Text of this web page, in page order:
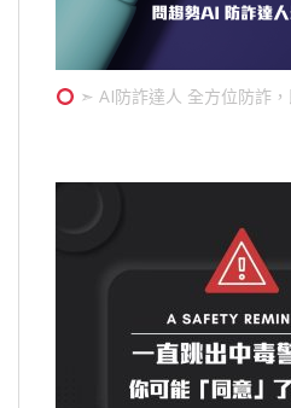
➣ AI防詐達人 全方位防詐